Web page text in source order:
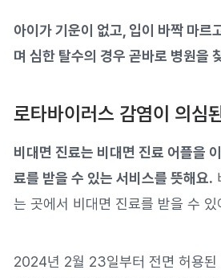
아이가 기운이 없고, 입이 바짝 마르
며 심한 탈수의 경우 곧바로 병원을
로타바이러스 감염이 의심
비대면 진료는 비대면 진료 어플을
료를 받을 수 있는 서비스를 뜻해요.
는 곳에서 비대면 진료를 받을 수 있
2024년 2월 23일부터 전면 허용된